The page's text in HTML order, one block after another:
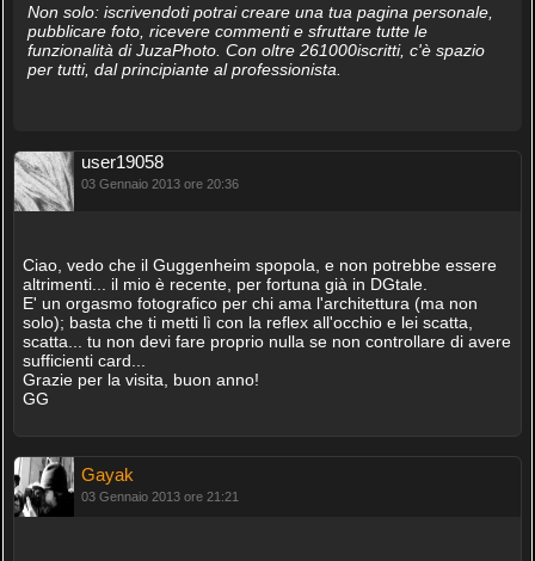
Non solo: iscrivendoti potrai creare una tua pagina personale,
pubblicare foto, ricevere commenti e sfruttare tutte le
funzionalità di JuzaPhoto. Con oltre 261000iscritti, c'è spazio
per tutti, dal principiante al professionista.
user19058
03 Gennaio 2013 ore 20:36
Ciao, vedo che il Guggenheim spopola, e non potrebbe essere
altrimenti... il mio è recente, per fortuna già in DGtale.
E' un orgasmo fotografico per chi ama l'architettura (ma non
solo); basta che ti metti lì con la reflex all'occhio e lei scatta,
scatta... tu non devi fare proprio nulla se non controllare di avere
sufficienti card...
Grazie per la visita, buon anno!
GG
Gayak
03 Gennaio 2013 ore 21:21